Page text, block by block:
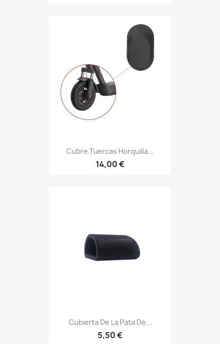
Cubre Tuercas Horquilla...
14,00 €
Cubierta De La Pata De...
5,50 €